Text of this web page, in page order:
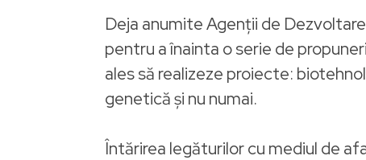
Deja anumite Agenții de
pentru a înainta o serie de
ales să realizeze proiecte:
genetică și nu numai.
Întărirea legăturilor cu mediul de